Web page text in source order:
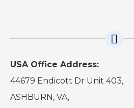
USA Office Address:
44679 Endicott Dr Unit 403,
ASHBURN, VA,